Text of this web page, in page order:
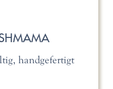
handgefertigt